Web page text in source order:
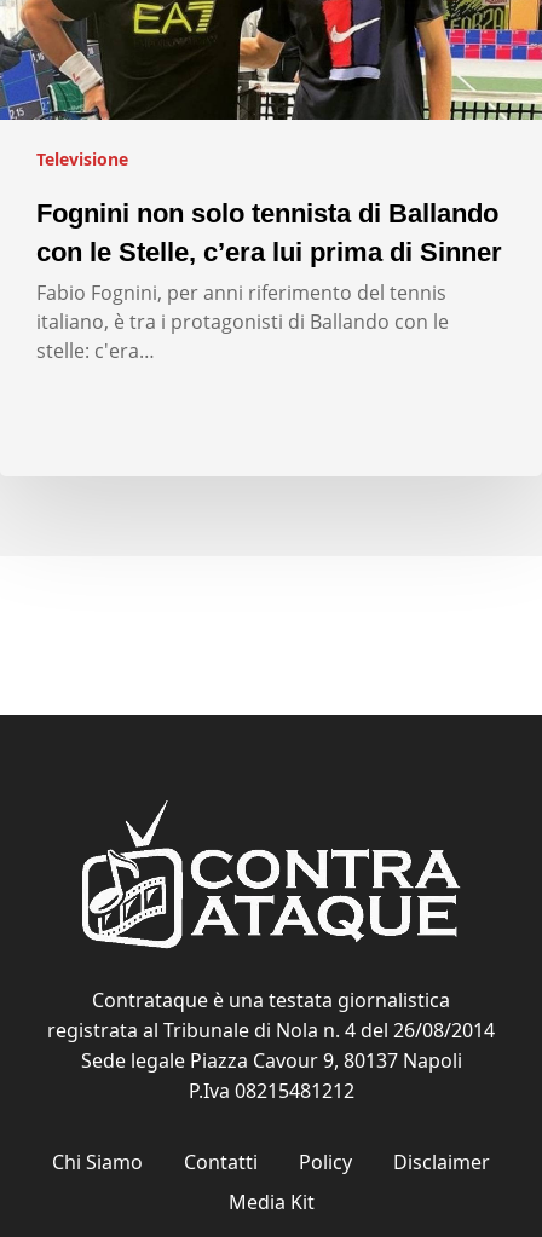
Televisione
Fognini non solo tennista di Ballando
con le Stelle, c’era lui prima di Sinner
Fabio Fognini, per anni riferimento del tennis
italiano, è tra i protagonisti di Ballando con le
stelle: c'era…
Contrataque è una testata giornalistica
registrata al Tribunale di Nola n. 4 del 26/08/2014
Sede legale Piazza Cavour 9, 80137 Napoli
P.Iva 08215481212
Chi Siamo Contatti Policy
Disclaimer
Media Kit